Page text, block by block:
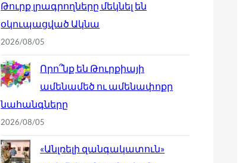
Թուրք լրագրողները մեկնել են
օկուպացված Ակնա
2026/08/05
Որո՞նք են Թուրքիայի
ամենամեծ ու ամենափոքր
նահանգները
2026/08/05
«Անլռելի զանգակատուն»